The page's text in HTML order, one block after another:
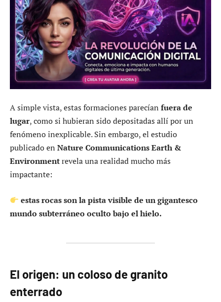
A simple vista, estas formaciones parecían fuera de
lugar, como si hubieran sido depositadas allí por un
fenómeno inexplicable. Sin embargo, el estudio
publicado en Nature Communications Earth &
Environmentrevela una realidad mucho más
impactante:
estas rocas son la pista visible de un gigantesco
mundo subterráneo oculto bajo el hielo.
El origen: un coloso de granito
enterrado